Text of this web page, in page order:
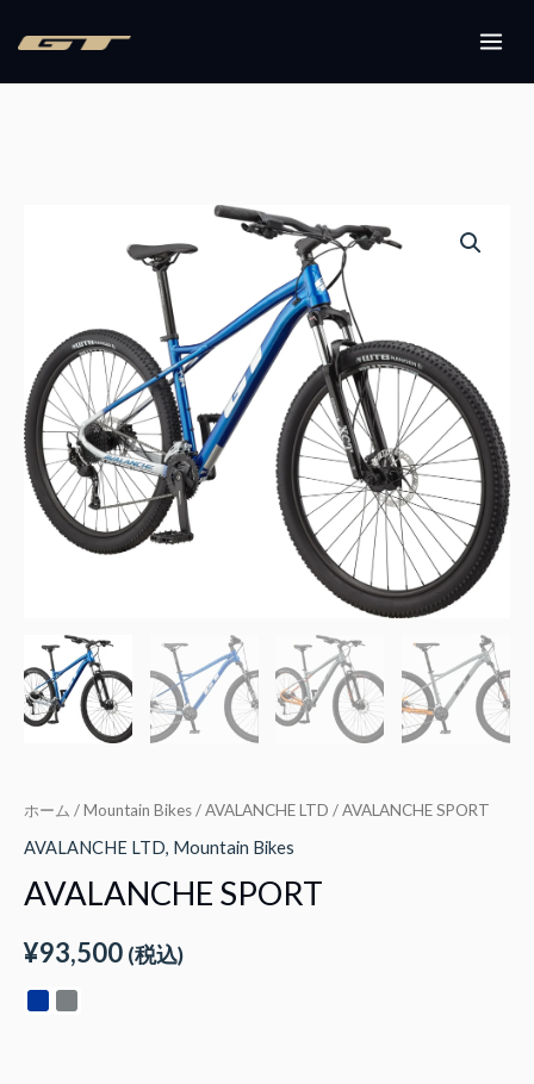
ホーム /Mountain Bikes/AVALANCHE LTD / AVALANCHE SPORT
AVALANCHE LTD, Mountain Bikes
AVALANCHE SPORT
¥93,500 (税込)